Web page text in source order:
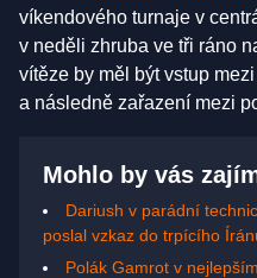
víkendového turnaje v
v neděli zhruba ve tři ráno
vítěze by měl být vstup
a následně zařazení mezi
Mohlo by vás
Dariush v parádní
poslal vzkaz do trpícího
Polák Gamrot v